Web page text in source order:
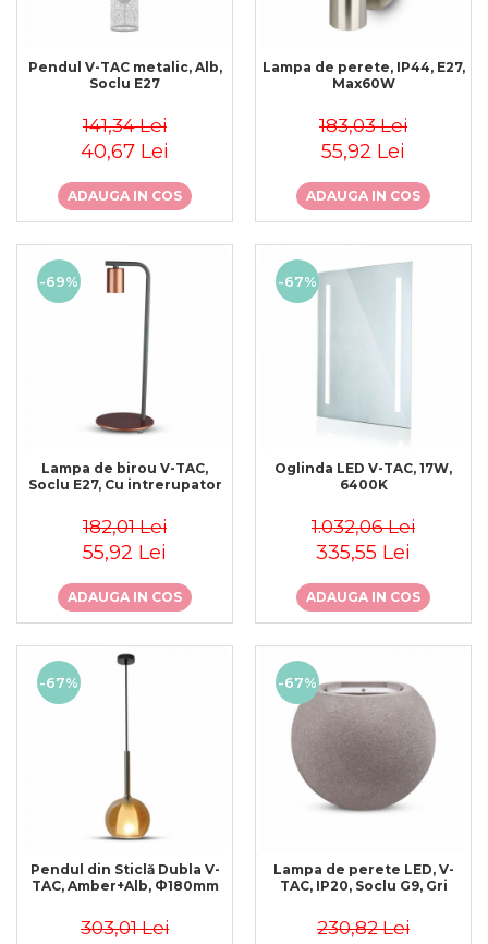
Tuburi LED
Lămpi de Birou
Oglinzi LED
Pendul V-TAC metalic, Alb,
Soclu E27
141,34 Lei
40,67 Lei
ADAUGA IN COS
Lampa de perete, IP44, E27,
Max60W
183,03 Lei
55,92 Lei
ADAUGA IN COS
-69%
Lampa de birou V-TAC,
Soclu E27, Cu intrerupator
182,01 Lei
55,92 Lei
ADAUGA IN COS
-67%
Oglinda LED V-TAC, 17W,
6400K
1.032,06 Lei
335,55 Lei
ADAUGA IN COS
-67%
Pendul din Sticlă Dubla V-
TAC, Amber+Alb, Ф180mm
303,01 Lei
-67%
Lampa de perete LED, V-
TAC, IP20, Soclu G9, Gri
230,82 Lei